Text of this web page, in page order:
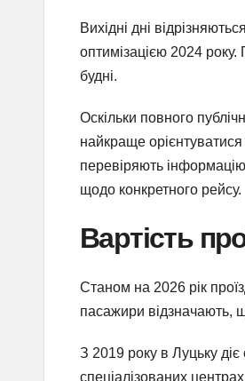
Вихідні дні
оптимізацією 2024
будні.
Оскільки повного
найкраще
перевіряють
щодо конкретного рейсу.
Вартість
Станом на 2026 рік
пасажири відзначають,
З 2019 року в Луцьку
спеціалізованих